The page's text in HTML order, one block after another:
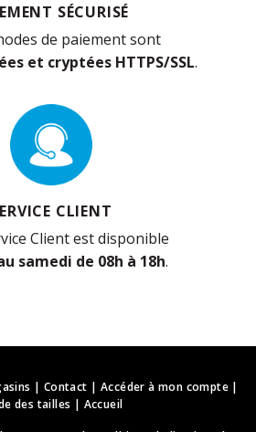
SÉCURISÉ
de paiement sont
et cryptées HTTPS/SSL.
CLIENT
Client est disponible
samedi de 08h à 18h.
| Contact | Accéder à mon compte|
des tailles | Accueil